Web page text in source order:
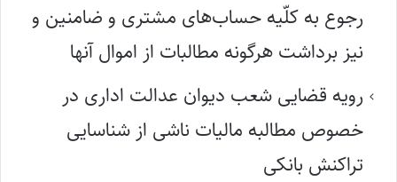
رجوع به کلّیه حساب‌های مشتری و ضامنین و
نیز برداشت هرگونه مطالبات از اموال آنها
رویه قضایی شعب دیوان عدالت اداری در
خصوص مطالبه مالیات ناشی از شناسایی
تراکنش بانکی